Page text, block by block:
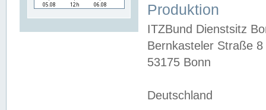
Produktion
ITZBund Dienstsitz
Bernkasteler Straße 8
53175 Bonn
Deutschland